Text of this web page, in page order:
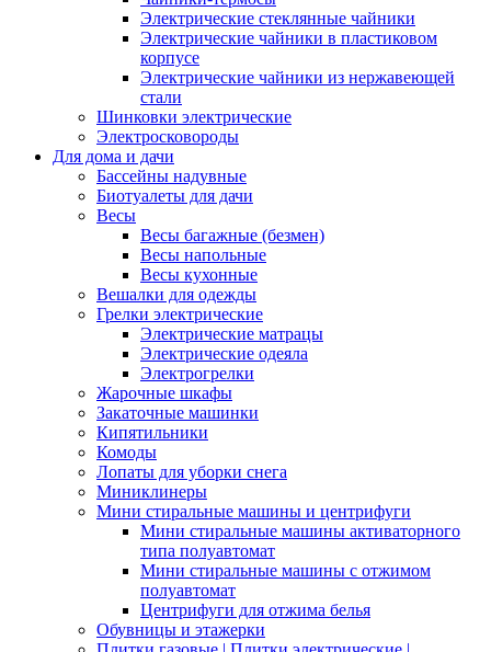
Электрические стеклянные чайники
Электрические чайники в пластиковом
корпусе
Электрические чайники из нержавеющей
стали
Шинковки электрические
Электросковороды
Для дома и дачи
Бассейны надувные
Биотуалеты для дачи
Весы
Весы багажные (безмен)
Весы напольные
Весы кухонные
Вешалки для одежды
Грелки электрические
Электрические матрацы
Электрические одеяла
Электрогрелки
Жарочные шкафы
Закаточные машинки
Кипятильники
Комоды
Лопаты для уборки снега
Миниклинеры
Мини стиральные машины и центрифуги
Мини стиральные машины активаторного
типа полуавтомат
Мини стиральные машины с отжимом
полуавтомат
Центрифуги для отжима белья
Обувницы и этажерки